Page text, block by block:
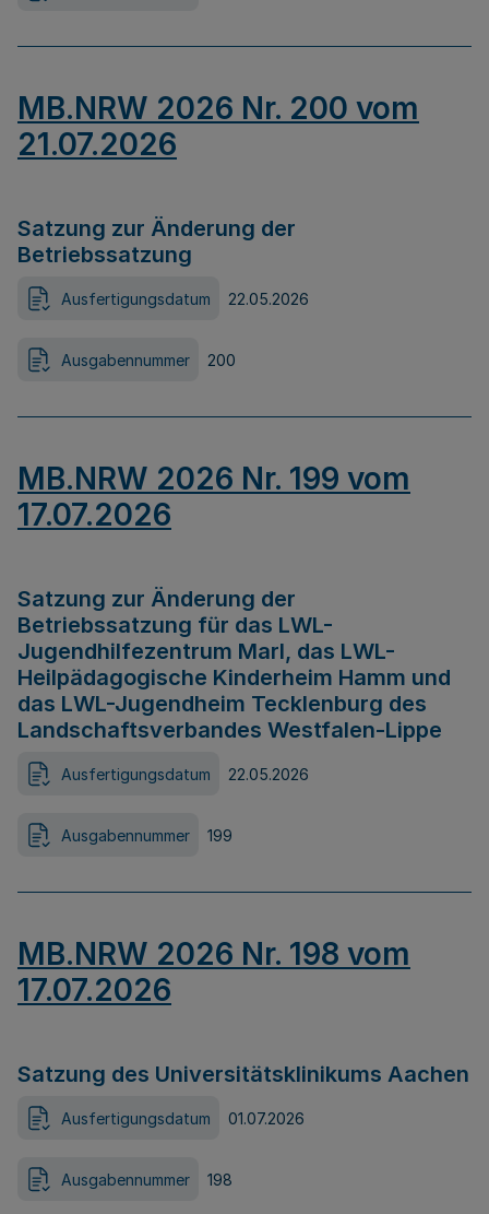
MB.NRW 2026 Nr. 200 vom
21.07.2026
Satzung zur Änderung der
Betriebssatzung
Ausfertigungsdatum 22.05.2026
Ausgabennummer 200
MB.NRW 2026 Nr. 199 vom
17.07.2026
Satzung zur Änderung der
Betriebssatzung für das LWL-
Jugendhilfezentrum Marl, das LWL-
Heilpädagogische Kinderheim Hamm und
das LWL-Jugendheim Tecklenburg des
Landschaftsverbandes Westfalen-Lippe
Ausfertigungsdatum 22.05.2026
Ausgabennummer 199
MB.NRW 2026 Nr. 198 vom
17.07.2026
Satzung des Universitätsklinikums Aachen
Ausfertigungsdatum 01.07.2026
Ausgabennummer 198